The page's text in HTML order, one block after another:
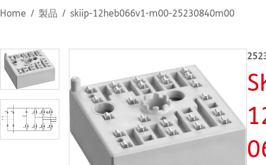
Home 製品 skiip-12heb066v1-m00-25230840m00